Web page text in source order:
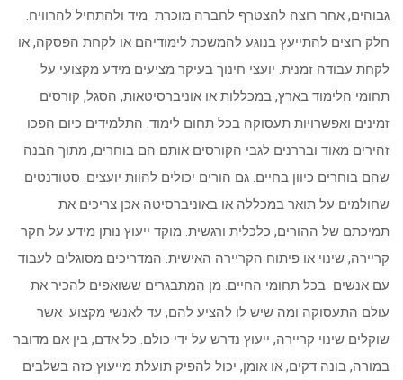
גבוהים, אחר רוצה להצטרף לחברה מוכרת מיד ולהתחיל להרוויח.
חלק רוצים להתייעץ בנוגע להמשכת לימודיהם או לקחת הפסקה, או
לקחת עבודה זמנית. יועצי חינוך בעיקר מציעים מידע מקצועי על
תחומי הלימוד בארץ, במכללות או אוניברסיטאות, הסגל, קורסים
זמינים ואפשרויות תעסוקה בכל תחום לימוד. התלמידים כיום הפכו
זהירים מאוד ובררנים לגבי הקורסים אותם הם בוחרים, מתוך הבנה
שהם בוחרים כיוון בחיים. גם הורים יכולים להוות יועצים. סטודנטים
שחולמים על תואר במכללה או באוניברסיטה אכן צריכים את
תמיכתם של ההורים, כלכלית ורגשית. מוקד ייעוץ נותן מידע על חקר
קריירה, שינוי או פיתוח הקריירה האישית. המדריכים מסוגלים לעבוד
עם אנשים בכל תחומי החיים. מן המתבגרים ששואפים להכיר את
עולם התעסוקה ומה שיש לו להציע להם, עד לאנשי מקצוע אשר
שוקלים שינוי קריירה, ייעוץ נדרש על ידי כולם. כל אדם, בין אם מדובר
במורה, בונה דקים, או אומן, יכול להפיק תועלת מייעוץ כזה בשלבים